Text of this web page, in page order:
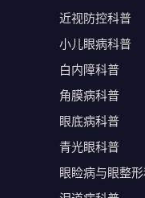
近视防控科普
小儿眼病科普
白内障科普
角膜病科普
眼底病科普
青光眼科普
眼睑病与眼整